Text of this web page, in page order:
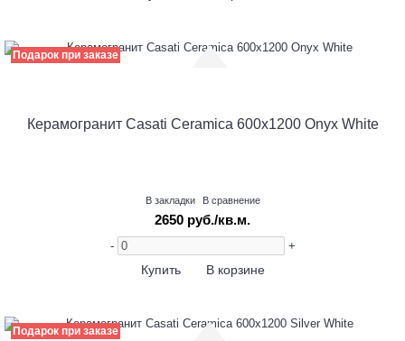
Подарок при заказе
Керамогранит Casati Ceramica 600х1200 Onyx White
В закладки В сравнение
2650 руб./кв.м.
- +
Купить В корзине
Подарок при заказе